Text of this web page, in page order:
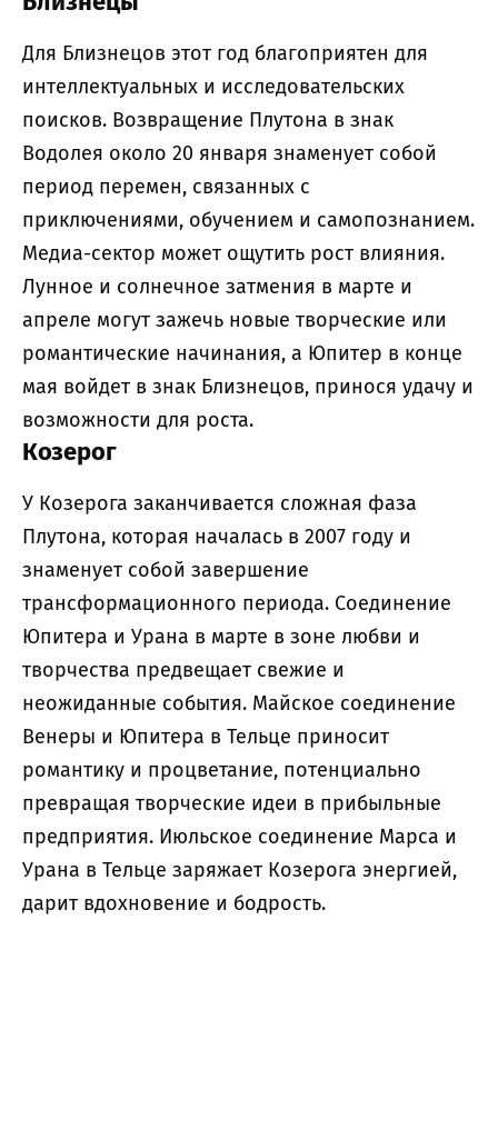
Для Близнецов этот год благоприятен для
интеллектуальных и исследовательских
поисков. Возвращение Плутона в знак
Водолея около 20 января знаменует собой
период перемен, связанных с
приключениями, обучением и самопознанием.
Медиа-сектор может ощутить рост влияния.
Лунное и солнечное затмения в марте и
апреле могут зажечь новые творческие или
романтические начинания, а Юпитер в конце
мая войдет в знак Близнецов, принося удачу и
возможности для роста.
Козерог
У Козерога заканчивается сложная фаза
Плутона, которая началась в 2007 году и
знаменует собой завершение
трансформационного периода. Соединение
Юпитера и Урана в марте в зоне любви и
творчества предвещает свежие и
неожиданные события. Майское соединение
Венеры и Юпитера в Тельце приносит
романтику и процветание, потенциально
превращая творческие идеи в прибыльные
предприятия. Июльское соединение Марса и
Урана в Тельце заряжает Козерога энергией,
дарит вдохновение и бодрость.